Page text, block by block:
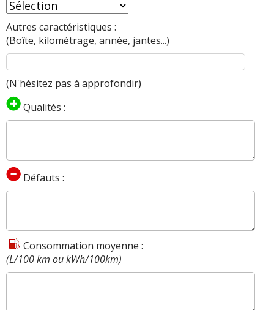
Autres caractéristiques :
(Boîte, kilométrage, année, jantes...)
(N'hésitez pas à approfondir)
Qualités :
Défauts :
Consommation moyenne :
(L/100 km ou kWh/100km)